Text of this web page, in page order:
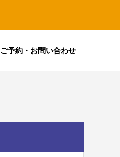
ご予約・お問い合わせ